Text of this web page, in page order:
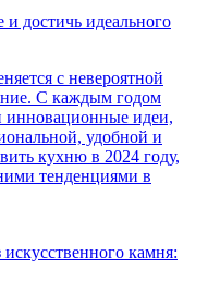
и достичь идеального
с невероятной
С каждым годом
инновационные идеи,
удобной и
кухню в 2024 году,
тенденциями в